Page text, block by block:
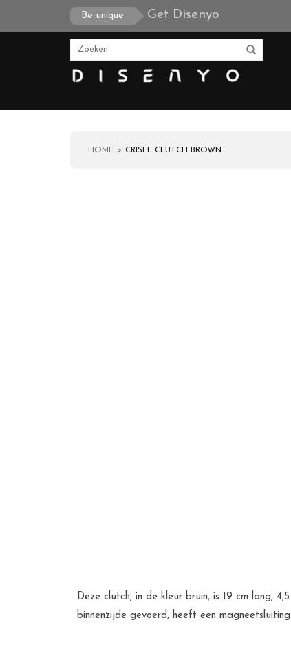
Be unique Get Disenyo
HOME CRISEL CLUTCH BROWN
Deze clutch, in de kleur bruin, is 19 cm lang,
binnenzijde gevoerd, heeft een magneetsluiting